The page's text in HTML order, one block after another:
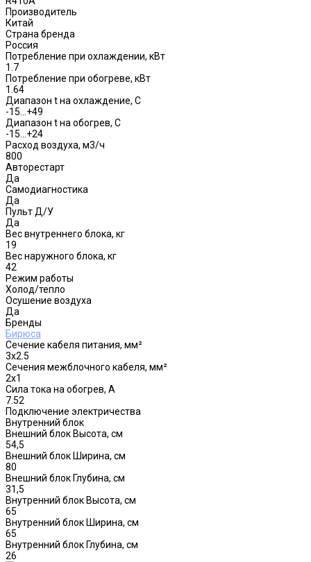
Производитель
Китай
Страна бренда
Россия
Потребление при охлаждении, кВт
1.7
Потребление при обогреве, кВт
1.64
Диапазон t на охлаждение, С
-15…+49
Диапазон t на обогрев, С
-15…+24
Расход воздуха, м3/ч
800
Авторестарт
Да
Самодиагностика
Да
Пульт Д/У
Да
Вес внутреннего блока, кг
19
Вес наружного блока, кг
42
Режим работы
Холод/тепло
Осушение воздуха
Да
Бренды
Бирюса
Сечение кабеля питания, мм²
3x2.5
Сечения межблочного кабеля, мм²
2x1
Сила тока на обогрев, А
7.52
Подключение электричества
Внутренний блок
Внешний блок Высота, см
54,5
Внешний блок Ширина, см
80
Внешний блок Глубина, см
31,5
Внутренний блок Высота, см
65
Внутренний блок Ширина, см
65
Внутренний блок Глубина, см
26